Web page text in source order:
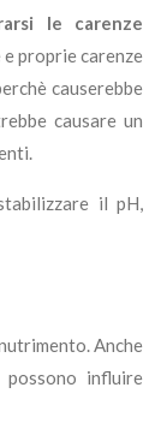
le carenze
proprie carenze
causerebbe
causare un
il pH,
Anche
possono influire